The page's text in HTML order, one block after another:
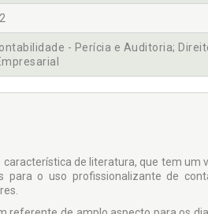
- Perícia e Auditoria;
característica de literatura, que tem
para o uso profissionalizante de